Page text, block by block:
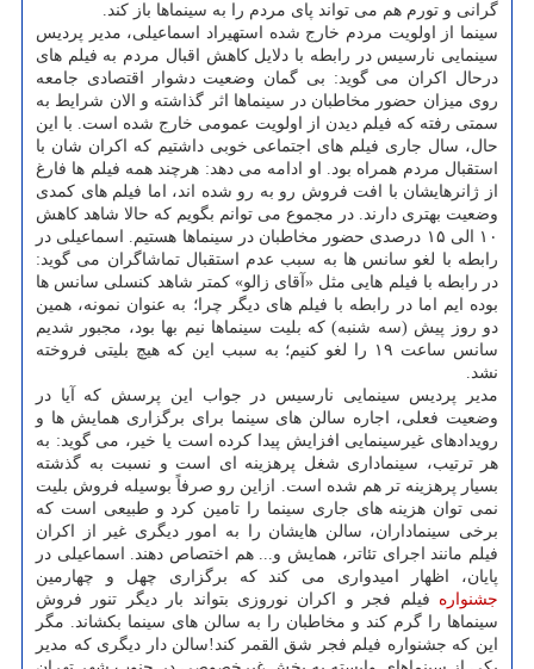
گرانی و تورم هم می تواند پای مردم را به سینماها باز کند.
سینما از اولویت مردم خارج شده استهیراد اسماعیلی، مدیر پردیس
سینمایی نارسیس در رابطه با دلایل کاهش اقبال مردم به فیلم های
درحال اکران می گوید: بی گمان وضعیت دشوار اقتصادی جامعه
روی میزان حضور مخاطبان در سینماها اثر گذاشته و الان شرایط به
سمتی رفته که فیلم دیدن از اولویت عمومی خارج شده است. با این
حال، سال جاری فیلم های اجتماعی خوبی داشتیم که اکران شان با
استقبال مردم همراه بود. او ادامه می دهد: هرچند همه فیلم ها فارغ
از ژانرهایشان با افت فروش رو به رو شده اند، اما فیلم های کمدی
وضعیت بهتری دارند. در مجموع می توانم بگویم که حالا شاهد کاهش
۱۰ الی ۱۵ درصدی حضور مخاطبان در سینماها هستیم. اسماعیلی در
رابطه با لغو سانس ها به سبب عدم استقبال تماشاگران می گوید:
در رابطه با فیلم هایی مثل «آقای زالو» کمتر شاهد کنسلی سانس ها
بوده ایم اما در رابطه با فیلم های دیگر چرا؛ به عنوان نمونه، همین
دو روز پیش (سه شنبه) که بلیت سینماها نیم بها بود، مجبور شدیم
سانس ساعت ۱۹ را لغو کنیم؛ به سبب این که هیچ بلیتی فروخته
نشد.
مدیر پردیس سینمایی نارسیس در جواب این پرسش که آیا در
وضعیت فعلی، اجاره سالن های سینما برای برگزاری همایش ها و
رویدادهای غیرسینمایی افزایش پیدا کرده است یا خیر، می گوید: به
هر ترتیب، سینماداری شغل پرهزینه ای است و نسبت به گذشته
بسیار پرهزینه تر هم شده است. ازاین رو صرفاً بوسیله فروش بلیت
نمی توان هزینه های جاری سینما را تامین کرد و طبیعی است که
برخی سینماداران، سالن هایشان را به امور دیگری غیر از اکران
فیلم مانند اجرای تئاتر، همایش و... هم اختصاص دهند. اسماعیلی در
پایان، اظهار امیدواری می کند که برگزاری چهل و چهارمین
جشنواره فیلم فجر و اکران نوروزی بتواند بار دیگر تنور فروش
سینماها را گرم کند و مخاطبان را به سالن های سینما بکشاند. مگر
این که جشنواره فیلم فجر شق القمر کند!سالن دار دیگری که مدیر